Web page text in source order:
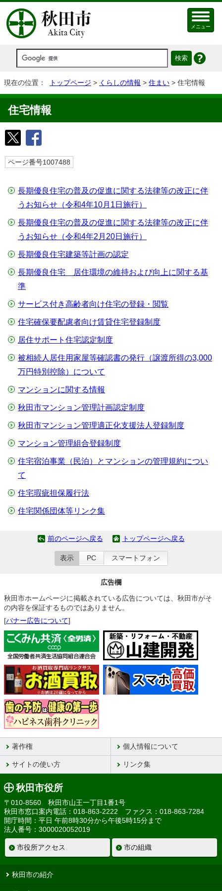
メニュー
現在の位置： トップページ > くらしの情報 > 住まい > 住宅情報
住宅情報
ページ番号1007488
長期優良住宅の普及の促進に関する法律等の改正に伴
うお知らせ（令和4年10月1日施行）
長期優良住宅の普及の促進に関する法律等の改正に伴
うお知らせ（令和4年2月20日施行）
長期優良住宅建築等計画の認定
長期優良住宅 居住環境の維持および向上に関する基
準
サービス付き高齢者向け住宅の登録・閲覧
住宅確保要配慮者向け賃貸住宅登録制度
居住サポート住宅認定制度
被相続人居住用家屋等確認書の発行（譲渡所得の3,000
万円特別控除）について
マンションに関する情報
秋田市マンション管理計画認定制度
秋田市マンション管理適正化支援法人登録制度
マンション管理組合登録制度
住宅宿泊事業（民泊）とマンションの管理規約につい
て
住宅瑕疵担保履行法
住宅関係団体等リンク集
前のページへ戻る トップページへ戻る
表示 PC スマートフォン
広告欄
秋田市ホームページに掲載されている広告については、秋田市がそ
の内容を保証するものではありません。
[バナー広告について]
著作権 個人情報について
サイトの使い方 リンク集
秋田市役所
〒010-8560 秋田市山王一丁目1番1号
秋田市窓口案内電話：018-863-2222 ファクス：018-863-7284
開庁時間：平日 午前8時30分から午後5時15分まで
法人番号：3000020052019
市役所アクセス 市の組織
秋田市の紹介